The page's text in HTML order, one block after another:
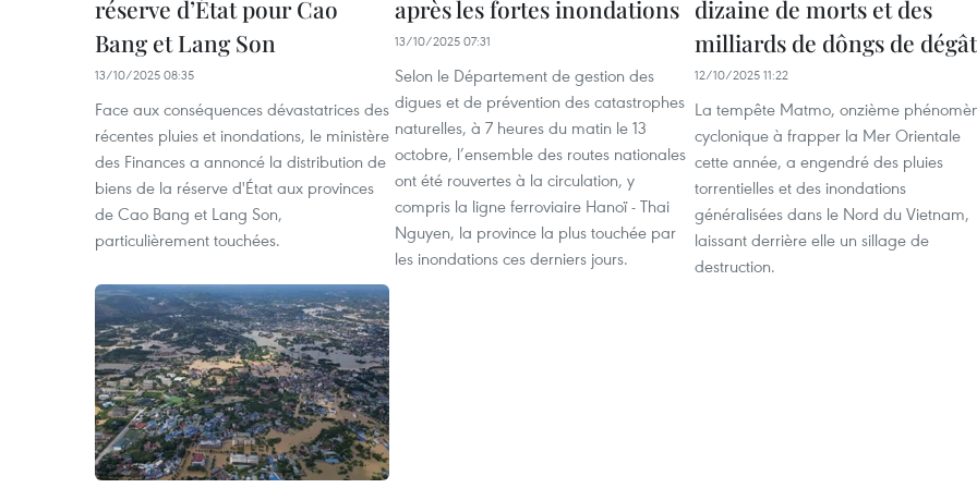
réserve d’État pour Cao
Bang et Lang Son
13/10/2025 08:35
Face aux conséquences dévastatrices des
récentes pluies et inondations, le ministère
des Finances a annoncé la distribution de
biens de la réserve d'État aux provinces
de Cao Bang et Lang Son,
particulièrement touchées.
après les fortes inondations
13/10/2025 07:31
Selon le Département de gestion des
digues et de prévention des catastrophes
naturelles, à 7 heures du matin le 13
octobre, l’ensemble des routes nationales
ont été rouvertes à la circulation, y
compris la ligne ferroviaire Hanoï - Thai
Nguyen, la province la plus touchée par
les inondations ces derniers jours.
dizaine de morts et des
milliards de dôngs de
12/10/2025 11:22
La tempête Matmo, onzième
cyclonique à frapper la Mer Orientale
cette année, a engendré des pluies
torrentielles et des inondations
généralisées dans le Nord du Vietnam,
laissant derrière elle un sillage de
destruction.